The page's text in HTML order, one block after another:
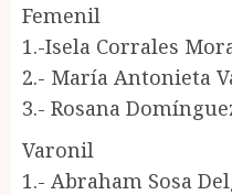
Femenil
1.-Isela Corrales
2.- María Antonieta
3.- Rosana
Varonil
1.- Abraham Sosa